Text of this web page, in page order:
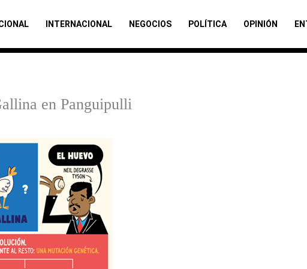
INTERNACIONAL NEGOCIOS POLÍTICA OPINIÓN
en Panguipulli